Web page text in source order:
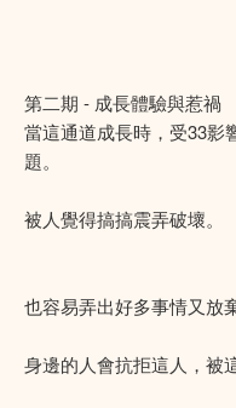
第二期 - 成長體驗與惹禍
當這通道成長時，受33影
題。
被人覺得搞搞震弄破壞。
也容易弄出好多事情又放棄
身邊的人會抗拒這人，被